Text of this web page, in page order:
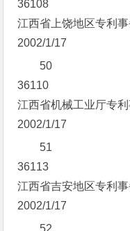
36108
江西省上饶地区专利
2002/1/17
50
36110
江西省机械工业厅专
2002/1/17
51
36113
江西省吉安地区专利
2002/1/17
52